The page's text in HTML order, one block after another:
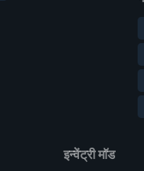
इन्वेंट्री मॉड